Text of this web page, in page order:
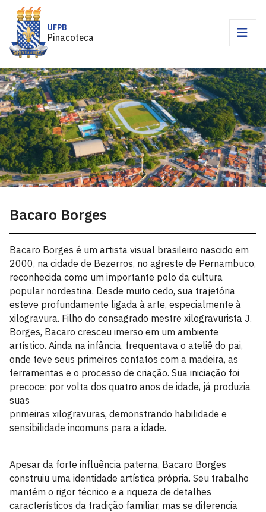
UFPB
Pinacoteca
Bacaro Borges
Bacaro Borges é um artista visual brasileiro nascido em
2000, na cidade de Bezerros, no agreste de Pernambuco,
reconhecida como um importante polo da cultura
popular nordestina. Desde muito cedo, sua trajetória
esteve profundamente ligada à arte, especialmente à
xilogravura. Filho do consagrado mestre xilogravurista J.
Borges, Bacaro cresceu imerso em um ambiente
artístico. Ainda na infância, frequentava o ateliê do pai,
onde teve seus primeiros contatos com a madeira, as
ferramentas e o processo de criação. Sua iniciação foi
precoce: por volta dos quatro anos de idade, já produzia
suas
primeiras xilogravuras, demonstrando habilidade e
sensibilidade incomuns para a idade.
Apesar da forte influência paterna, Bacaro Borges
construiu uma identidade artística própria. Seu trabalho
mantém o rigor técnico e a riqueza de detalhes
característicos da tradição familiar, mas se diferencia